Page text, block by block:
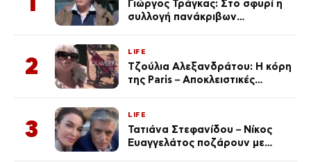
Γιώργος Τράγκας: Στο σφυρί η
συλλογή πανάκριβων
2
LIFE
Τζούλια Αλεξανδράτου: Η κόρη
της Paris – Αποκλειστικές
3
LIFE
Τατιάνα Στεφανίδου – Νίκος
Ευαγγελάτος ποζάρουν με